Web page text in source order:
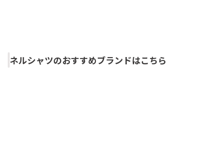
ネルシャツのおすすめブランドはこちら